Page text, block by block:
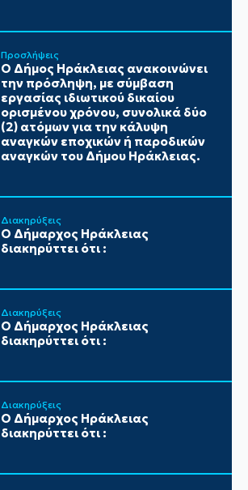
Προσλήψεις
Ο Δήμος Ηράκλειας ανακοινώνει
την πρόσληψη, με σύμβαση
εργασίας ιδιωτικού δικαίου
ορισμένου χρόνου, συνολικά δύο
(2) ατόμων για την κάλυψη
αναγκών εποχικών ή παροδικών
αναγκών του Δήμου Ηράκλειας.
Διακηρύξεις
Ο Δήμαρχος Ηράκλειας
διακηρύττει ότι :
Διακηρύξεις
Ο Δήμαρχος Ηράκλειας
διακηρύττει ότι :
Διακηρύξεις
Ο Δήμαρχος Ηράκλειας
διακηρύττει ότι :